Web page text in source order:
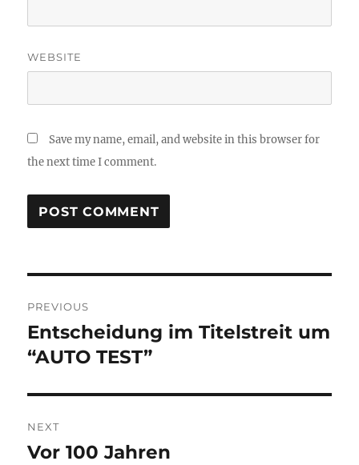
WEBSITE
Save my name, email, and website in this browser for
the next time I comment.
navigation
PREVIOUS
Previous
post:
Entscheidung im Titelstreit um
“AUTO TEST”
NEXT
Next
Vor 100 Jahren